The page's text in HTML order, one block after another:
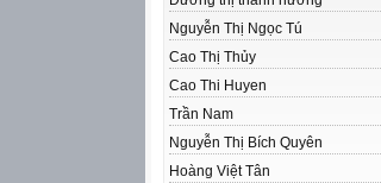
Nguyễn Thị Ngọc Tú
Cao Thị Thủy
Cao Thi Huyen
Trần Nam
Nguyễn Thị Bích Quyên
Hoàng Việt Tân